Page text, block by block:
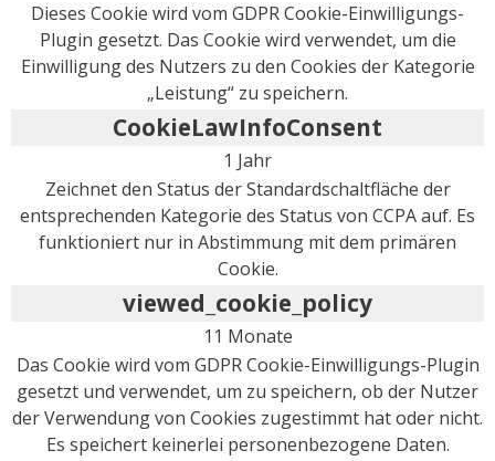
Dieses Cookie wird vom GDPR Cookie-Einwilligungs-
Plugin gesetzt. Das Cookie wird verwendet, um die
Einwilligung des Nutzers zu den Cookies der Kategorie
„Leistung“ zu speichern.
CookieLawInfoConsent
1 Jahr
Zeichnet den Status der Standardschaltfläche der
entsprechenden Kategorie des Status von CCPA auf. Es
funktioniert nur in Abstimmung mit dem primären
Cookie.
viewed_cookie_policy
11 Monate
Das Cookie wird vom GDPR Cookie-Einwilligungs-Plugin
gesetzt und verwendet, um zu speichern, ob der Nutzer
der Verwendung von Cookies zugestimmt hat oder nicht.
Es speichert keinerlei personenbezogene Daten.